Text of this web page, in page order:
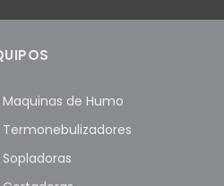
Maquinas de Humo
Termonebulizadores
Sopladoras